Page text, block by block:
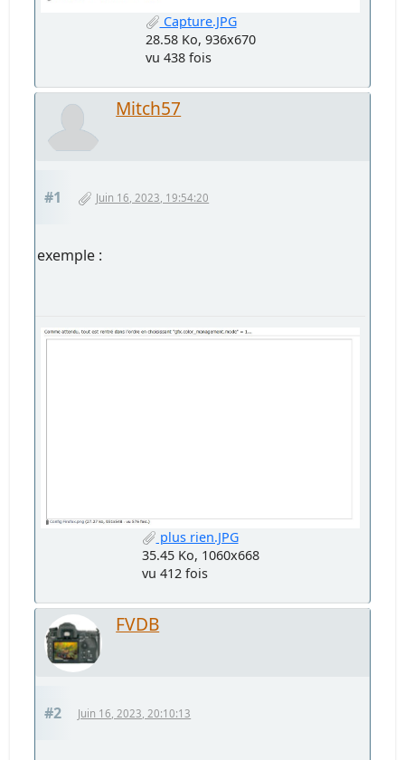
Capture.JPG
28.58 Ko, 936x670
vu 438 fois
Mitch57
#1 Juin 16, 2023, 19:54:20
exemple :
plus rien.JPG
35.45 Ko, 1060x668
vu 412 fois
FVDB
#2 Juin 16, 2023, 20:10:13